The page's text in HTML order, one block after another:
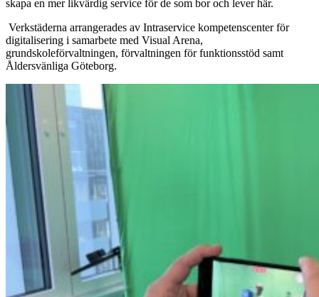
skapa en mer likvärdig service för de som bor och lever här.
Verkstäderna arrangerades av Intraservice kompetenscenter för
digitalisering i samarbete med Visual Arena,
grundskoleförvaltningen, förvaltningen för funktionsstöd samt
Åldersvänliga Göteborg.